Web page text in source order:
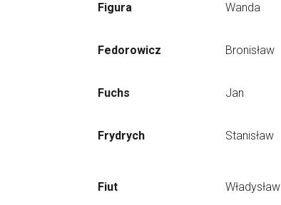
Figura Wanda
Fedorowicz Bronisław
Fuchs Jan
Frydrych Stanisław
Fiut Władysław